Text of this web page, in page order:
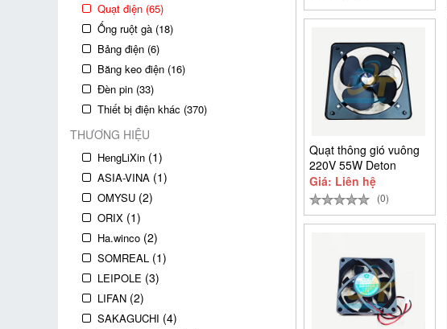
Quạt điện (65)
Ống ruột gà (18)
Bảng điện (6)
Băng keo điện (16)
Đèn pin (33)
Thiết bị điện khác (370)
THƯƠNG HIỆU
HengLiXin (1)
ASIA-VINA (1)
OMYSU (2)
ORIX (1)
Ha.winco (2)
SOMREAL (1)
LEIPOLE (3)
LIFAN (2)
SAKAGUCHI (4)
Quạt thông gió vuông
220V 55W Deton
FADV30-4 (Không lá
Giá: Liên hệ
(0)